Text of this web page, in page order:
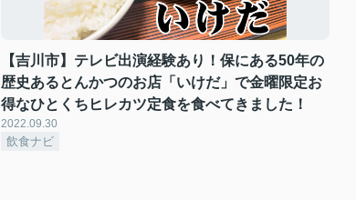
【吉川市】テレビ出演経験あり！保にある50年の
歴史あるとんかつのお店「いけだ」で金曜限定お
得なひとくちヒレカツ定食を食べてきました！
2022.09.30
飲食ナビ